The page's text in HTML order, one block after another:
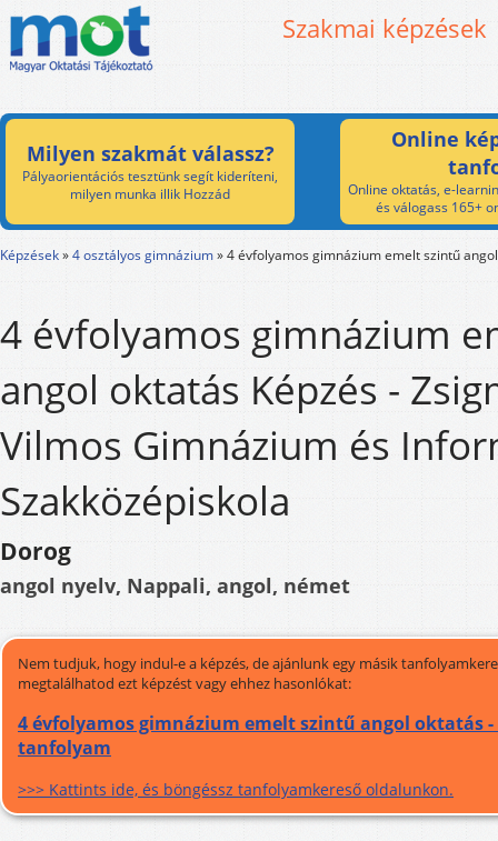
Szakmai képzések
Milyen szakmát válassz?
Pályaorientációs tesztünk segít kideríteni,
milyen munka illik Hozzád
Online
Online oktatás, e-
és válogass 165+
Képzések»4 osztályos gimnázium»4 évfolyamos gimnázium emelt szintű
4 évfolyamos gimnázium
angol oktatás Képzés -
Vilmos Gimnázium és
Szakközépiskola
Dorog
angol nyelv, Nappali, angol, német
Nem tudjuk, hogy indul-e a képzés, de ajánlunk egy másik
megtalálhatod ezt képzést vagy ehhez hasonlókat:
4 évfolyamos gimnázium emelt szintű angol oktatás -
tanfolyam
>>> Kattints ide, és böngéssz tanfolyamkereső oldalunkon.